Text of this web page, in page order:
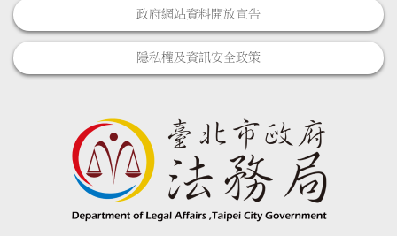
政府網站資料開放宣告
隱私權及資訊安全政策